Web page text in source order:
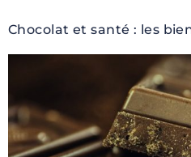
Chocolat et santé : les